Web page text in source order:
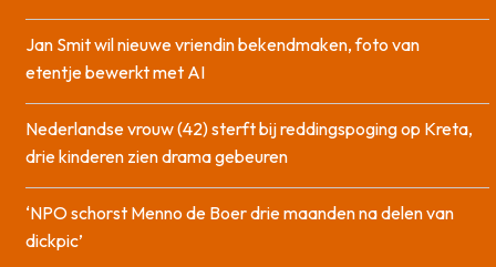
Jan Smit wil nieuwe vriendin bekendmaken, foto van
etentje bewerkt met AI
Nederlandse vrouw (42) sterft bij reddingspoging op Kreta,
drie kinderen zien drama gebeuren
‘NPO schorst Menno de Boer drie maanden na delen van
dickpic’